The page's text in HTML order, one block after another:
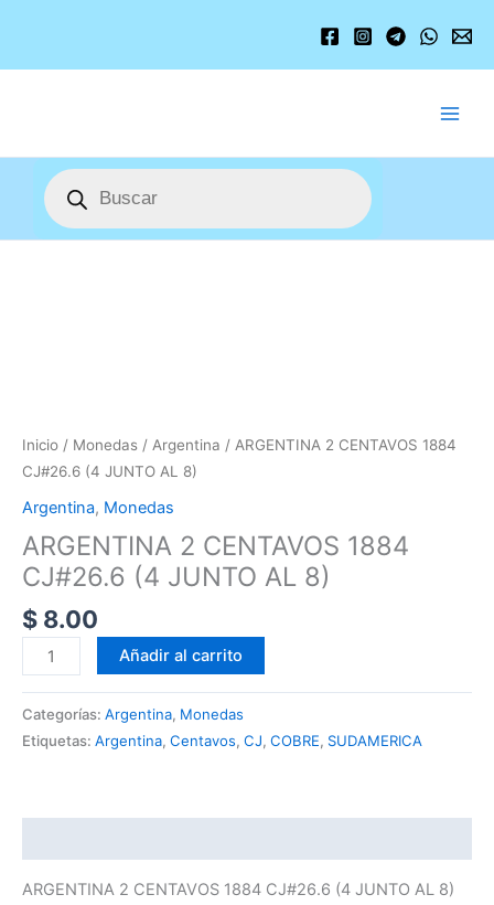
contenido
Búsqueda
de
productos
Inicio / Monedas / Argentina / ARGENTINA 2 CENTAVOS 1884
CJ#26.6 (4 JUNTO AL 8)
Argentina, Monedas
ARGENTINA 2 CENTAVOS 1884
CJ#26.6 (4 JUNTO AL 8)
$ 8.00
AL
8)
Añadir al carrito
Categorías: Argentina, Monedas
Etiquetas: Argentina, Centavos, CJ, COBRE, SUDAMERICA
ARGENTINA 2 CENTAVOS 1884 CJ#26.6 (4 JUNTO AL 8)